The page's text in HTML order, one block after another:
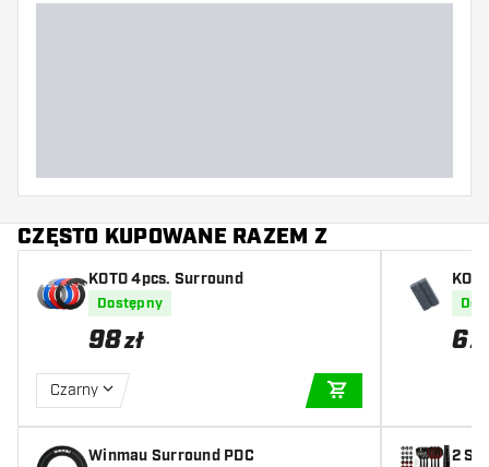
Długość lotki (MM)
CZĘSTO KUPOWANE RAZEM Z
KOTO 4pcs. Surround
Dostępny
98zł
Czarny
Winmau Surround PDC
6zł
2